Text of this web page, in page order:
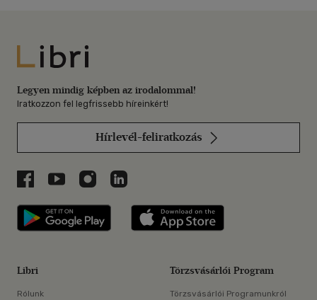
Libri
Legyen mindig képben az irodalommal!
Iratkozzon fel legfrissebb híreinkért!
Hírlevél-feliratkozás
Libri a Facebookon
Libri a Youtube-on
Libri az Instagramon
Libri a LinkedInen
Libri applikáció Szerezd meg: Google
Libri
Rólunk
Törzsvásárlói Program
Törzsvásárlói Programunkról